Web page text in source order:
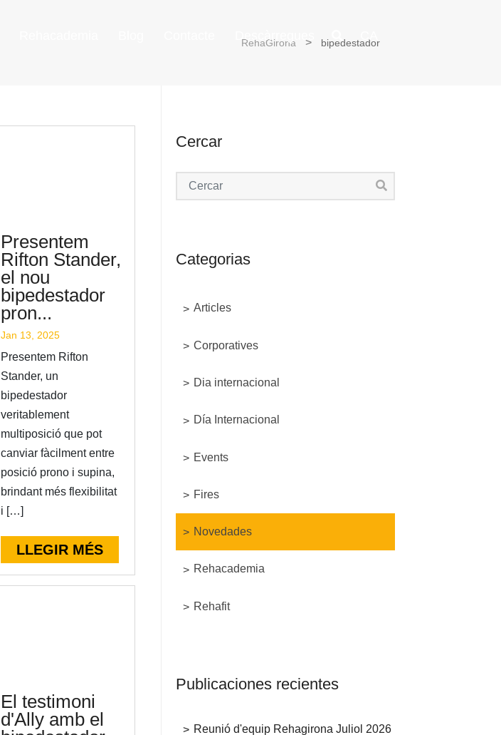
RehaGirona bipedestador
Presentem
Rifton Stander,
el nou
bipedestador
pron...
Jan 13, 2025
Presentem Rifton
Stander, un
bipedestador
veritablement
multiposició que pot
canviar fàcilment entre
posició prono i supina,
brindant més flexibilitat
i […]
LLEGIR MÉS
El testimoni
d'Ally amb el
Cercar
Categorias
Articles
Corporatives
Dia internacional
Día Internacional
Events
Fires
Novedades
Rehacademia
Rehafit
Publicaciones recientes
Reunió d'equip Rehagirona Juliol 2026